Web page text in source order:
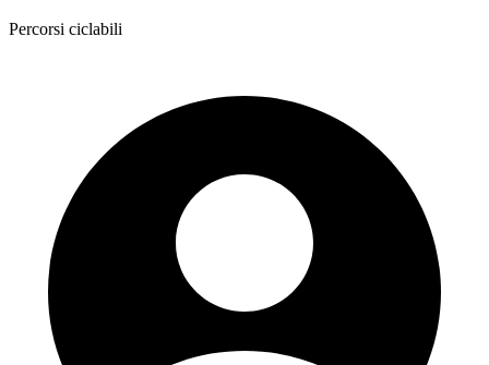
Percorsi ciclabili